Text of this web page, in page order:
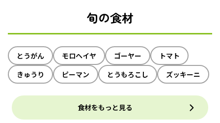
旬の食材
とうがん モロヘイヤ ゴーヤー
トマト
きゅうり
ピーマン とうもろこし ズッキーニ
食材をもっと見る